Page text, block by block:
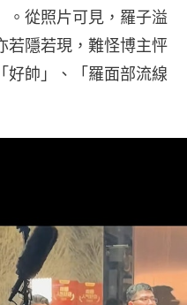
。從照片可見，羅子溢
若隱若現，難怪博主怦
好帥」、「羅面部流線